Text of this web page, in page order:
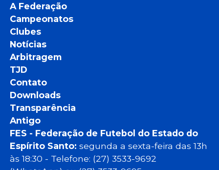
A Federação
Campeonatos
Clubes
Notícias
Arbitragem
TJD
Contato
Downloads
Transparência
Antigo
FES - Federação de Futebol do Estado do
Espírito Santo: segunda a sexta-feira das 13h
às 18:30 - Telefone: (27) 3533-9692